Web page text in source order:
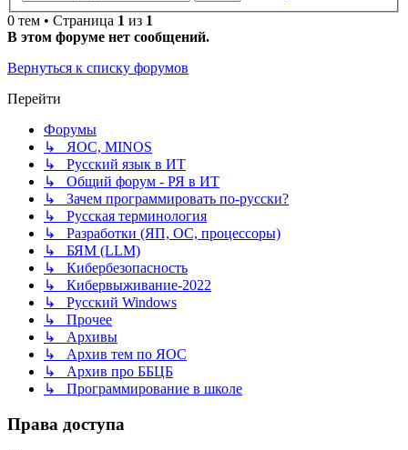
0 тем • Страница 1 из 1
В этом форуме нет сообщений.
Вернуться к списку форумов
Перейти
Форумы
↳ ЯОС, MINOS
↳ Русский язык в ИТ
↳ Общий форум - РЯ в ИТ
↳ Зачем программировать по-русски?
↳ Русская терминология
↳ Разработки (ЯП, ОС, процессоры)
↳ БЯМ (LLM)
↳ Кибербезопасность
↳ Кибервыживание-2022
↳ Русский Windows
↳ Прочее
↳ Архивы
↳ Архив тем по ЯОС
↳ Архив про ББЦБ
↳ Программирование в школе
Права доступа